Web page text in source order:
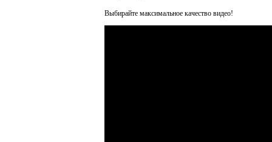
Выбирайте максимальное качество видео!